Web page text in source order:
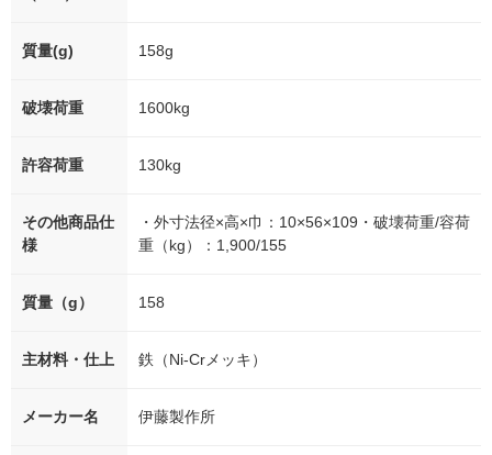
質量(g) 158g
破壊荷重 1600kg
許容荷重 130kg
その他商品仕
様
・外寸法径×高×巾：10×56×109・破壊荷重/容荷
重（kg）：1,900/155
質量（g） 158
主材料・仕上 鉄（Ni-Crメッキ）
メーカー名 伊藤製作所